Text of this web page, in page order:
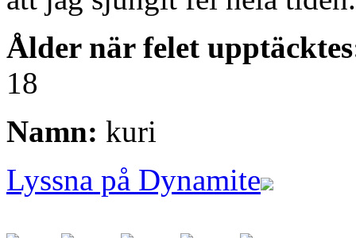
Ålder när felet
18
Namn: kuri
Lyssna på Dynamite